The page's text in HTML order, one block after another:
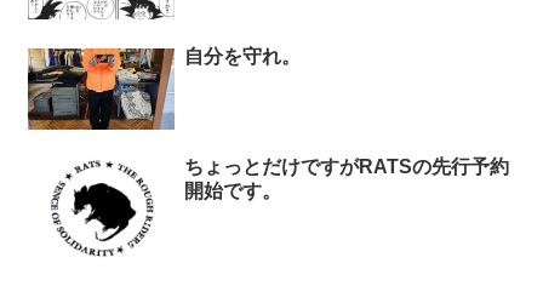
自分を守れ。
ちょっとだけですがRATSの先行予約
開始です。